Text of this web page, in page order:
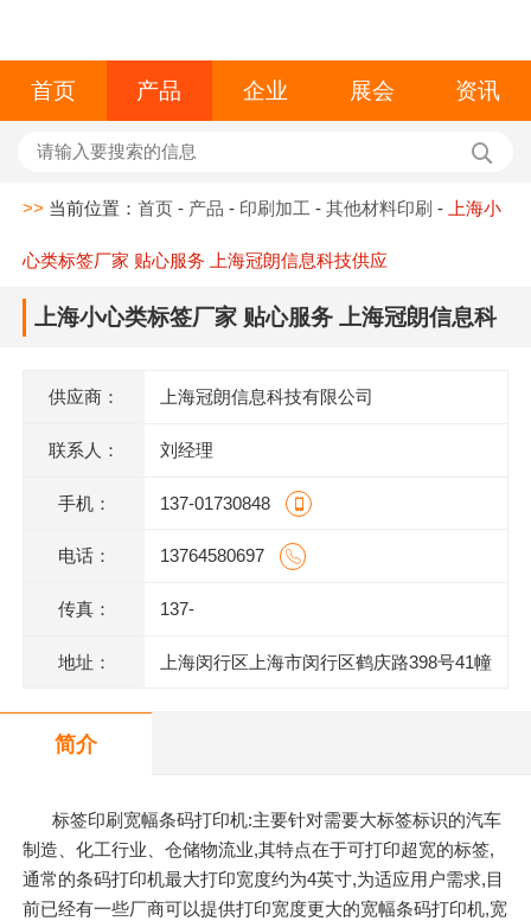
首页 产品 企业 展会 资讯
>> 当前位置：首页 - 产品 - 印刷加工 -其他材料印刷 - 上海小
心类标签厂家 贴心服务 上海冠朗信息科技供应
上海小心类标签厂家 贴心服务 上海冠朗信息科
供应商： 上海冠朗信息科技有限公司
联系人： 刘经理
手机： 137-01730848
电话： 13764580697
传真： 137-
地址： 上海闵行区上海市闵行区鹤庆路398号41幢
简介
标签印刷宽幅条码打印机:主要针对需要大标签标识的汽车
制造、化工行业、仓储物流业,其特点在于可打印超宽的标签,
通常的条码打印机最大打印宽度约为4英寸,为适应用户需求,目
前已经有一些厂商可以提供打印宽度更大的宽幅条码打印机,宽